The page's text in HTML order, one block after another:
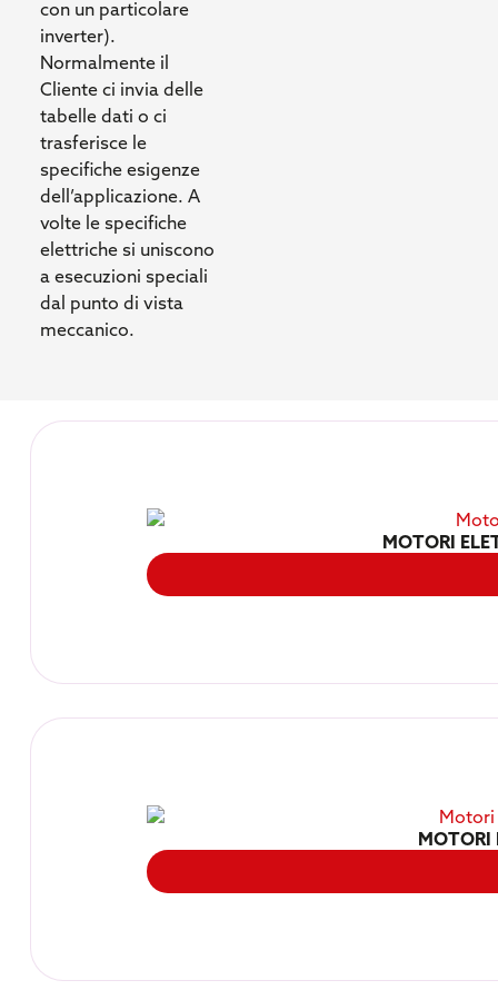
con un particolare
inverter).
Normalmente il
Cliente ci invia delle
tabelle dati o ci
trasferisce le
specifiche esigenze
dell’applicazione. A
volte le specifiche
elettriche si uniscono
a esecuzioni speciali
dal punto di vista
meccanico.
MOTORI
MOTORI